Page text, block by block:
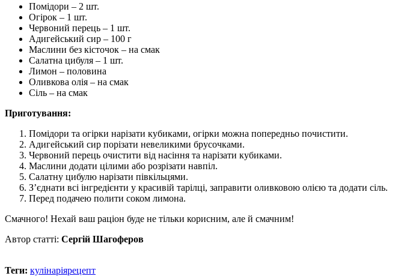
Помідори – 2 шт.
Огірок – 1 шт.
Червоний перець – 1 шт.
Адигейський сир – 100 г
Маслини без кісточок – на смак
Салатна цибуля – 1 шт.
Лимон – половина
Оливкова олія – на смак
Сіль – на смак
Приготування:
Помідори та огірки нарізати кубиками, огірки можна попередньо почистити.
Адигейський сир порізати невеликими брусочками.
Червоний перець очистити від насіння та нарізати кубиками.
Маслини додати цілими або розрізати навпіл.
Салатну цибулю нарізати півкільцями.
З’єднати всі інгредієнти у красивій тарілці, заправити оливковою олією та додати сіль.
Перед подачею полити соком лимона.
Смачного! Нехай ваш раціон буде не тільки корисним, але й смачним!
Автор статті: Сергій Шагоферов
Теги: кулінаріярецепт